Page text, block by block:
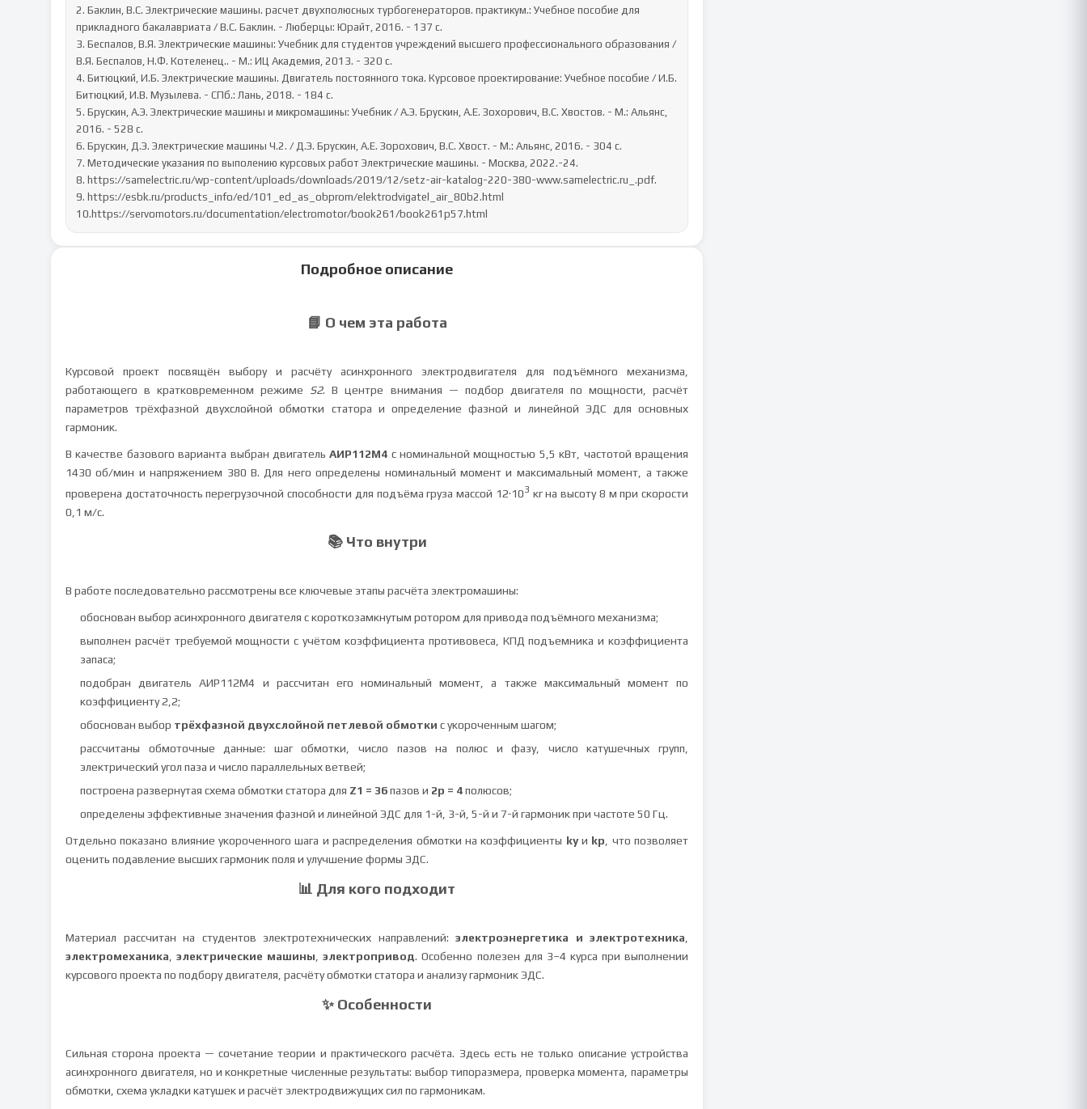
2. Баклин, В.С. Электрические машины. расчет двухполюсных турбогенераторов. практикум.: Учебное пособие для
прикладного бакалавриата / В.С. Баклин. - Люберцы: Юрайт, 2016. - 137 c.
3. Беспалов, В.Я. Электрические машины: Учебник для студентов учреждений высшего профессионального образования /
В.Я. Беспалов, Н.Ф. Котеленец.. - М.: ИЦ Академия, 2013. - 320 c.
4. Битюцкий, И.Б. Электрические машины. Двигатель постоянного тока. Курсовое проектирование: Учебное пособие / И.Б.
Битюцкий, И.В. Музылева. - СПб.: Лань, 2018. - 184 c.
5. Брускин, А.Э. Электрические машины и микромашины: Учебник / А.Э. Брускин, А.Е. Зохорович, В.С. Хвостов. - М.: Альянс,
2016. - 528 c.
6. Брускин, Д.Э. Электрические машины Ч.2. / Д.Э. Брускин, А.Е. Зорохович, В.С. Хвост. - М.: Альянс, 2016. - 304 c.
7. Методические указания по выполению курсовых работ Электрические машины. - Москва, 2022.-24.
8. https://samelectric.ru/wp-content/uploads/downloads/2019/12/setz-air-katalog-220-380-www.samelectric.ru_.pdf.
9. https://esbk.ru/products_info/ed/101_ed_as_obprom/elektrodvigatel_air_80b2.html
10.https://servomotors.ru/documentation/electromotor/book261/book261p57.html
Подробное описание
📘 О чем эта работа
Курсовой проект посвящён выбору и расчёту асинхронного электродвигателя для подъёмного механизма,
работающего в кратковременном режиме
S2. В центре внимания — подбор двигателя по мощности, расчёт
параметров трёхфазной двухслойной обмотки статора и определение фазной и линейной ЭДС для основных
гармоник.
В качестве базового варианта выбран двигательАИР112М4 с номинальной мощностью 5,5 кВт, частотой вращения
1430 об/мин и напряжением 380 В. Для него определены номинальный момент и максимальный момент, а также
проверена достаточность перегрузочной способности для подъёма груза массой 12·103 кг на высоту 8 м при скорости
0,1 м/с.
📚 Что внутри
В работе последовательно рассмотрены все ключевые этапы расчёта электромашины:
обоснован выбор асинхронного двигателя с короткозамкнутым ротором для привода подъёмного механизма;
выполнен расчёт требуемой мощности с учётом коэффициента противовеса, КПД подъемника и коэффициента
запаса;
подобран двигатель АИР112М4 и рассчитан его номинальный момент, а также максимальный момент по
коэффициенту 2,2;
обоснован выбор трёхфазной двухслойной петлевой обмотки с укороченным шагом;
рассчитаны обмоточные данные: шаг обмотки, число пазов на полюс и фазу, число катушечных групп,
электрический угол паза и число параллельных ветвей;
построена развернутая схема обмотки статора для Z1 = 36пазов и 2p = 4полюсов;
определены эффективные значения фазной и линейной ЭДС для 1-й, 3-й, 5-й и 7-й гармоник при частоте 50 Гц.
Отдельно показано влияние укороченного шага и распределения обмотки на коэффициенты kyи kp , что позволяет
оценить подавление высших гармоник поля и улучшение формы ЭДС.
📊 Для кого подходит
Материал рассчитан на студентов электротехнических направлений: электроэнергетика и электротехника
электромеханика ,электрические машины ,электропривод. Особенно полезен для 3–4 курса при выполнении
курсового проекта по подбору двигателя, расчёту обмотки статора и анализу гармоник ЭДС.
✨ Особенности
Сильная сторона проекта — сочетание теории и практического расчёта. Здесь есть не только описание устройства
асинхронного двигателя, но и конкретные численные результаты: выбор типоразмера, проверка момента, параметры
обмотки, схема укладки катушек и расчёт электродвижущих сил по гармоникам.